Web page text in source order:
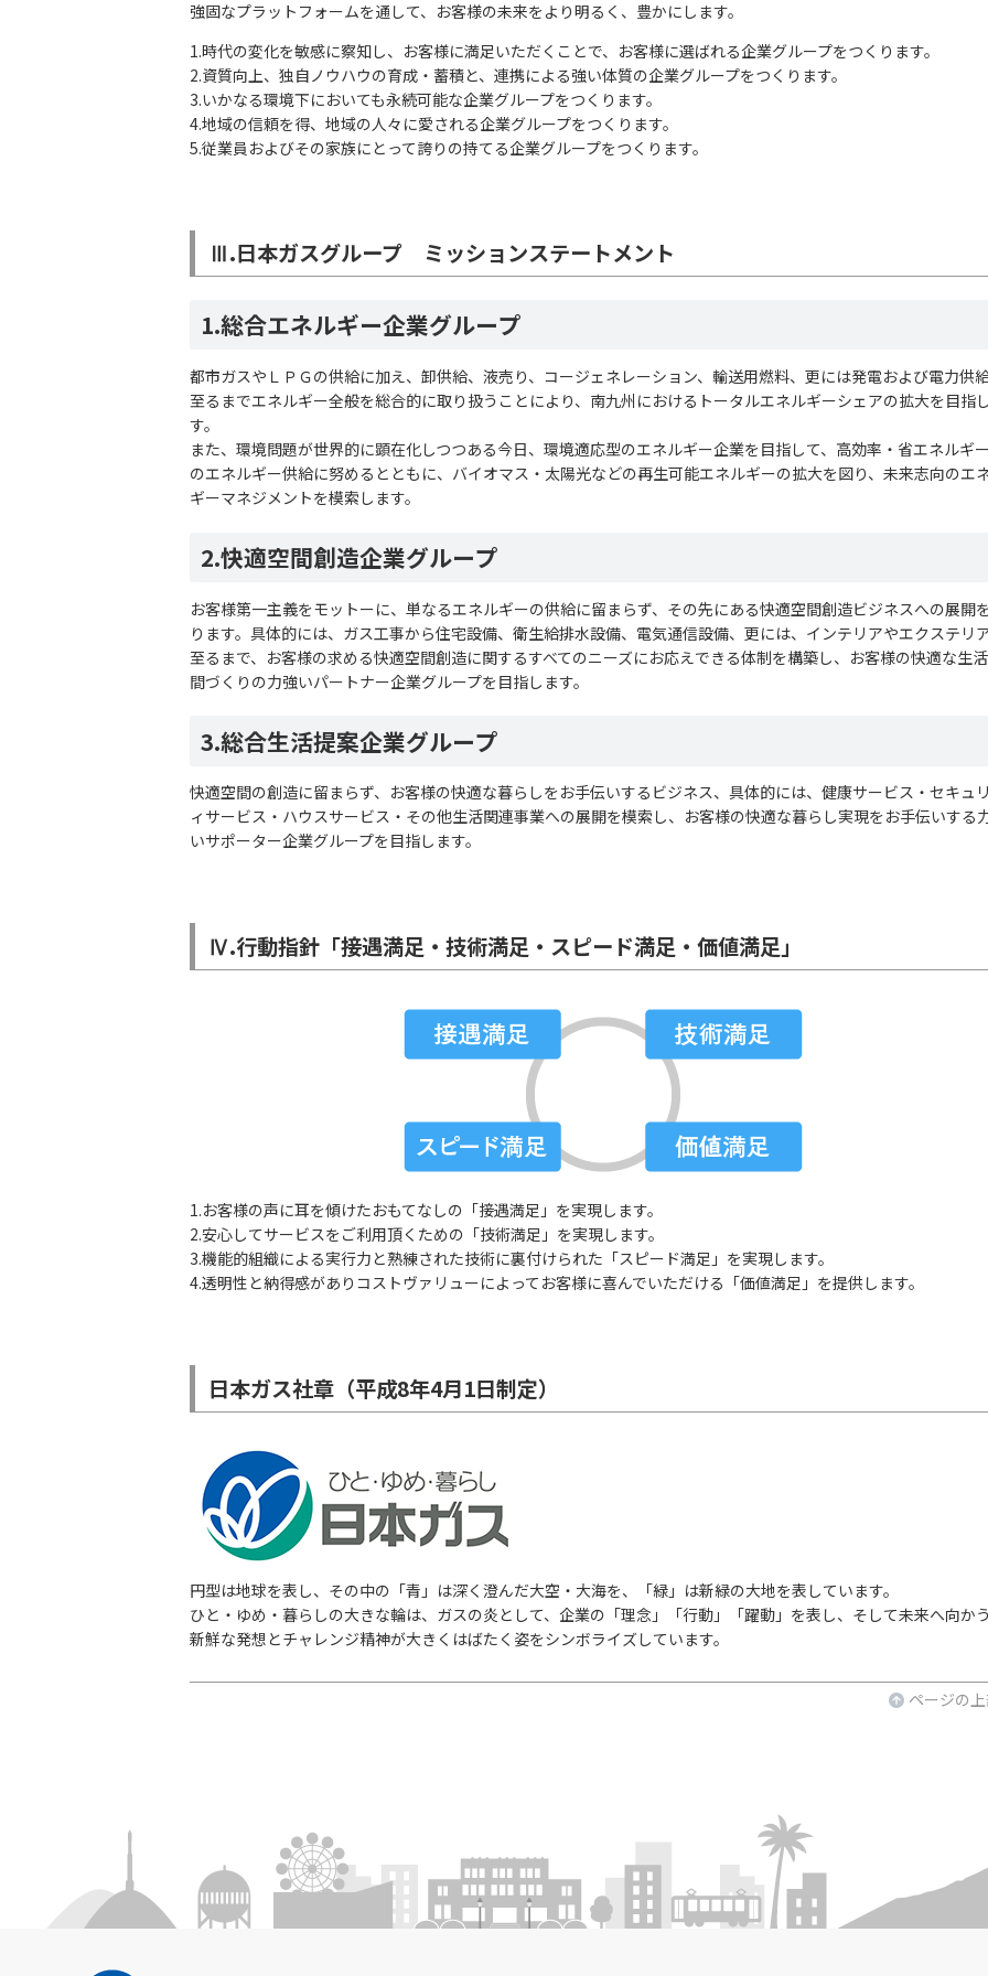
強固なプラットフォームを通して、お客様の未来をより明るく、豊かにします。
1.時代の変化を敏感に察知し、お客様に満足いただくことで、お客様に選ばれる企業グループをつくります。
2.資質向上、独自ノウハウの育成・蓄積と、連携による強い体質の企業グループをつくります。
3.いかなる環境下においても永続可能な企業グループをつくります。
4.地域の信頼を得、地域の人々に愛される企業グループをつくります。
5.従業員およびその家族にとって誇りの持てる企業グループをつくります。
Ⅲ.日本ガスグループ ミッションステートメント
1.総合エネルギー企業グループ
都市ガスやＬＰＧの供給に加え、卸供給、液売り、コージェネレーション、輸送用燃料、更には発電および電力供
至るまでエネルギー全般を総合的に取り扱うことにより、南九州におけるトータルエネルギーシェアの拡大を目指
す。
また、環境問題が世界的に顕在化しつつある今日、環境適応型のエネルギー企業を目指して、高効率・省エネルギ
のエネルギー供給に努めるとともに、バイオマス・太陽光などの再生可能エネルギーの拡大を図り、未来志向のエ
ギーマネジメントを模索します。
2.快適空間創造企業グループ
お客様第一主義をモットーに、単なるエネルギーの供給に留まらず、その先にある快適空間創造ビジネスへの展開
ります。具体的には、ガス工事から住宅設備、衛生給排水設備、電気通信設備、更には、インテリアやエクステリ
至るまで、お客様の求める快適空間創造に関するすべてのニーズにお応えできる体制を構築し、お客様の快適な生
間づくりの力強いパートナー企業グループを目指します。
3.総合生活提案企業グループ
快適空間の創造に留まらず、お客様の快適な暮らしをお手伝いするビジネス、具体的には、健康サービス・セキュ
ィサービス・ハウスサービス・その他生活関連事業への展開を模索し、お客様の快適な暮らし実現をお手伝いする
いサポーター企業グループを目指します。
Ⅳ.行動指針「接遇満足・技術満足・スピード満足・価値満足」
1.お客様の声に耳を傾けたおもてなしの「接遇満足」を実現します。
2.安心してサービスをご利用頂くための「技術満足」を実現します。
3.機能的組織による実行力と熟練された技術に裏付けられた「スピード満足」を実現します。
4.透明性と納得感がありコストヴァリューによってお客様に喜んでいただける「価値満足」を提供します。
日本ガス社章（平成8年4月1日制定）
円型は地球を表し、その中の「青」は深く澄んだ大空・大海を、「緑」は新緑の大地を表しています。
ひと・ゆめ・暮らしの大きな輪は、ガスの炎として、企業の「理念」「行動」「躍動」を表し、そして未来へ向かう
新鮮な発想とチャレンジ精神が大きくはばたく姿をシンボライズしています。
ページの